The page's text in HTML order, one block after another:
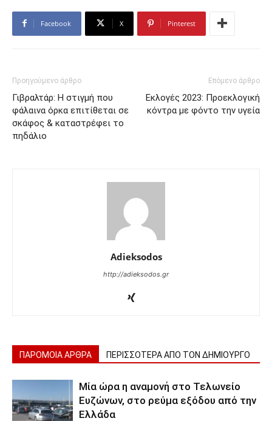
Facebook X Pinterest
Προηγούμενο άρθρο
Γιβραλτάρ: Η στιγμή που
φάλαινα όρκα επιτίθεται σε
σκάφος & καταστρέφει το
πηδάλιο
Επόμενο άρθρο
Εκλογές 2023: Προεκλογική
κόντρα με φόντο την υγεία
Adieksodos
http://adieksodos.gr
ΠΑΡΟΜΟΙΑ ΑΡΘΡΑ ΠΕΡΙΣΣΟΤΕΡΑ ΑΠΟ ΤΟΝ ΔΗΜΙΟΥΡΓΟ
Μία ώρα η αναμονή στο Τελωνείο
Ευζώνων, στο ρεύμα εξόδου από την
Ελλάδα